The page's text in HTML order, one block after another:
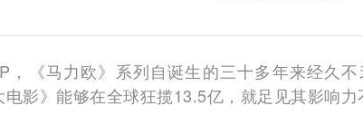
，《马力欧》系列自诞生的三十多年来经久
电影》能够在全球狂揽13.5亿，就足见其影响力